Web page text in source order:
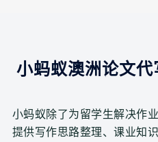
小蚂蚁澳洲论文
小蚂蚁除了为留学生解决作
提供写作思路整理、课业知